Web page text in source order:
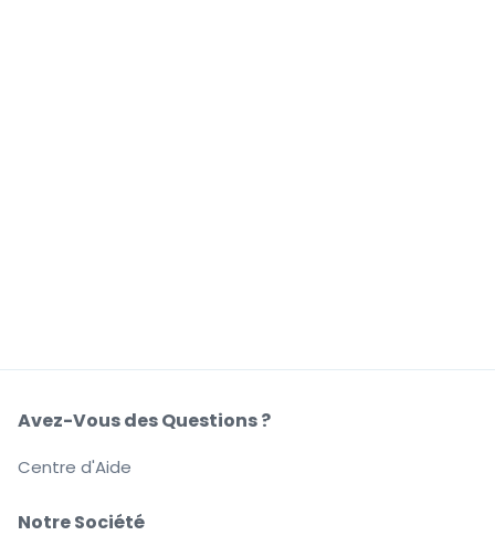
Notre Société
Avez-Vous des Questions ?
Centre d'Aide